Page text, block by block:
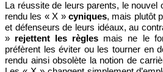
La réussite de leurs parents, le nouvel
rendu les « X » cyniques, mais plutôt
et défenseurs de leurs idéaux, au
» rejettent les règles mais ne le
préfèrent les éviter ou les tourner en
rendu ainsi obsolète la notion de